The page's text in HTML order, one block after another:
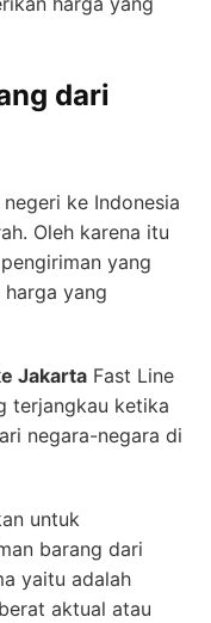
dari
ke Indonesia
Oleh karena itu
yang
yang
Jakarta Fast Line
terjangkau ketika
negara-negara di
untuk
barang dari
yaitu adalah
aktual atau